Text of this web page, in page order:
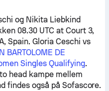
og Nikita Liebkind
08.30 UTC at Court 3,
Spain.Gloria Ceschi vs
BARTOLOME DE
Singles Qualifying.
head kampe mellem
findes også på Sofascore.